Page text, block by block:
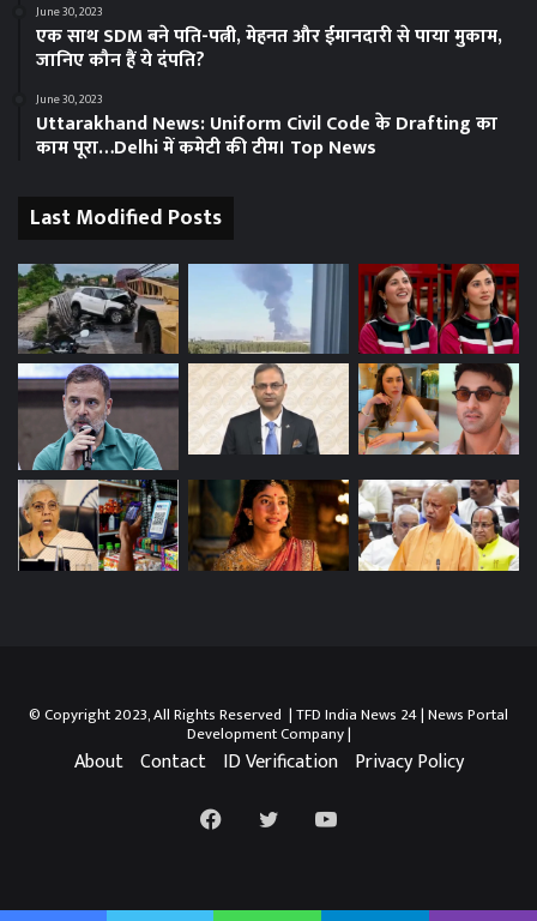
June 30, 2023
एक साथ SDM बने पति-पत्नी, मेहनत और ईमानदारी से पाया मुकाम,
जानिए कौन हैं ये दंपति?
June 30, 2023
Uttarakhand News: Uniform Civil Code के Drafting का
काम पूरा…Delhi में कमेटी की टीम। Top News
Last Modified Posts
© Copyright 2023, All Rights Reserved | TFD India News 24 |News Portal
Development Company|
About Contact ID Verification Privacy Policy
FacebookTwitterYouTube